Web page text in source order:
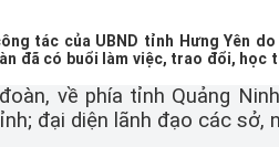
tác của UBND tỉnh Hưng Yên
đã có buổi làm việc, trao đổi, học
về phía tỉnh Quảng
đại diện lãnh đạo các sở,